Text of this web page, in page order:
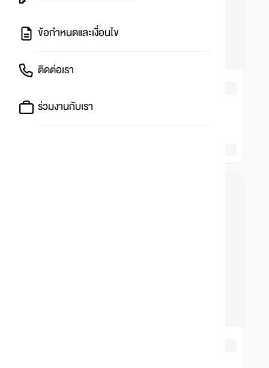
ข้อกำหนดและเงื่อนไข
ติดต่อเรา
ร่วมงานกับเรา